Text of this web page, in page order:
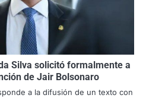
Silva solicitó formalmente a
de Jair Bolsonaro
a la difusión de un texto con